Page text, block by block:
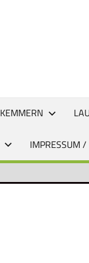
KEMMERN
IMPRESSUM /